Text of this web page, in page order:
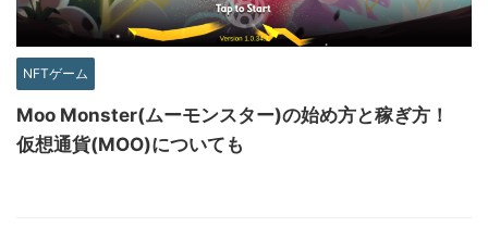
NFTゲーム
Moo Monster(ムーモンスター)の始め方と稼ぎ方！
仮想通貨(MOO)についても